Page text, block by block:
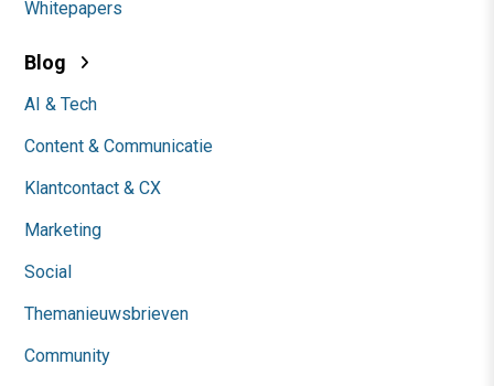
Whitepapers
Blog
AI & Tech
Content & Communicatie
Klantcontact & CX
Marketing
Social
Themanieuwsbrieven
Community